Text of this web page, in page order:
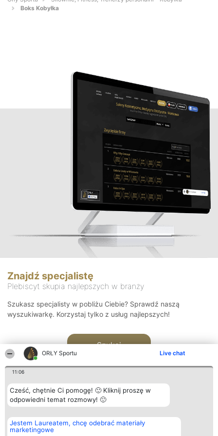
ORŁY Sportu Live chat
11:06
Cześć, chętnie Ci pomogę! 🙂 Kliknij proszę w
odpowiedni temat rozmowy! 🙂
Jestem Laureatem, chcę odebrać materiały
marketingowe
Boks Kobyłka
Znajdź specjalistę
Plebiscyt skupia najlepszych w branży
Szukasz specjalisty w pobliżu Ciebie? Sprawdź naszą
wyszukiwarkę. Korzystaj tylko z usług najlepszych!
Szukaj
Organizator plebiscytu
Bright Side Solutions sp. z o.
o. sp. k.
Plebiscyt
Laureaci
Kontakt
Kontakt